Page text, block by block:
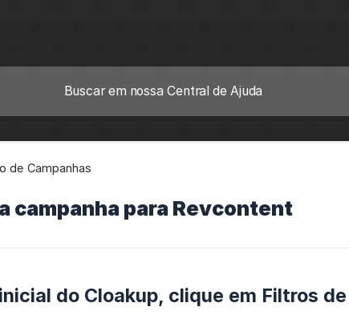
de Campanhas
campanha para Revcontent
do Cloakup, clique em Filtros